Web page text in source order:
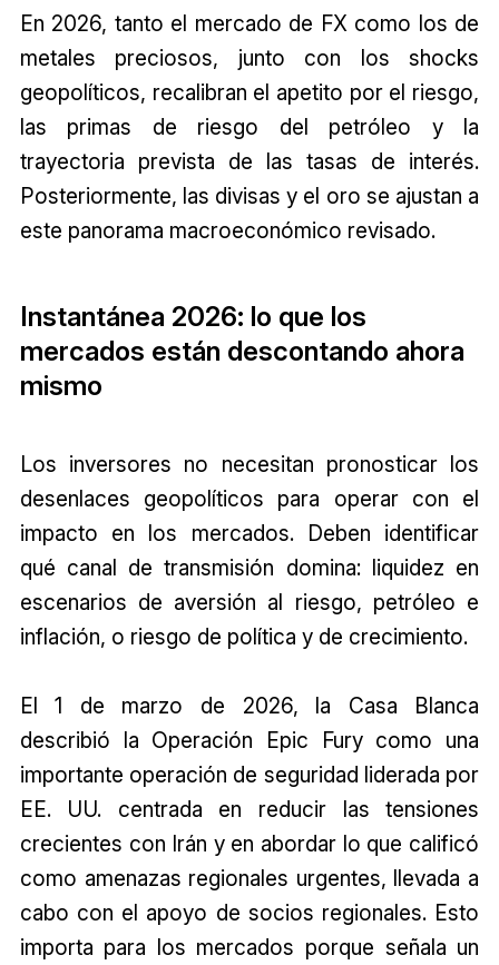
En 2026, tanto el mercado de FX como los de
metales preciosos, junto con los shocks
geopolíticos, recalibran el apetito por el riesgo,
las primas de riesgo del petróleo y la
trayectoria prevista de las tasas de interés.
Posteriormente, las divisas y el oro se ajustan a
este panorama macroeconómico revisado.
Instantánea 2026: lo que los
mercados están descontando ahora
mismo
Los inversores no necesitan pronosticar los
desenlaces geopolíticos para operar con el
impacto en los mercados. Deben identificar
qué canal de transmisión domina: liquidez en
escenarios de aversión al riesgo, petróleo e
inflación, o riesgo de política y de crecimiento.
El 1 de marzo de 2026, la Casa Blanca
describió la Operación Epic Fury como una
importante operación de seguridad liderada por
EE. UU. centrada en reducir las tensiones
crecientes con Irán y en abordar lo que calificó
como amenazas regionales urgentes, llevada a
cabo con el apoyo de socios regionales. Esto
importa para los mercados porque señala un